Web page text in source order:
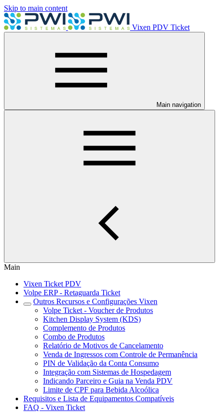
Skip to main content
Vixen PDV Ticket
Main navigation
Main
Vixen Ticket PDV
Volpe ERP - Retaguarda Ticket
Outros Recursos e Configurações Vixen
Volpe Ticket - Voucher de Produtos
Kitchen Display System (KDS)
Complemento de Produtos
Combo de Produtos
Relatório de Motivos de Cancelamento
Venda de Ingressos com Controle de Permanência
PIN de Validação da Conta Consumo
Integração com Sistemas de Hospedagem
Indicando Parceiro e Guia na Venda PDV
Limite de CPF para Bebida Alcoólica
Requisitos e Lista de Equipamentos Compatíveis
FAQ - Vixen Ticket